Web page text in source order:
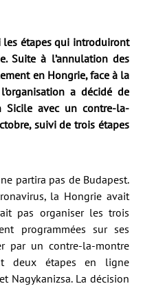
les étapes qui introduiront
Suite à l’annulation des
en Hongrie, face à la
a décidé de
Sicile avec un contre-la-
suivi de trois étapes
partira pas de Budapest.
la Hongrie avait
pas organiser les trois
programmées sur ses
par un contre-la-montre
deux étapes en ligne
Nagykanizsa. La décision